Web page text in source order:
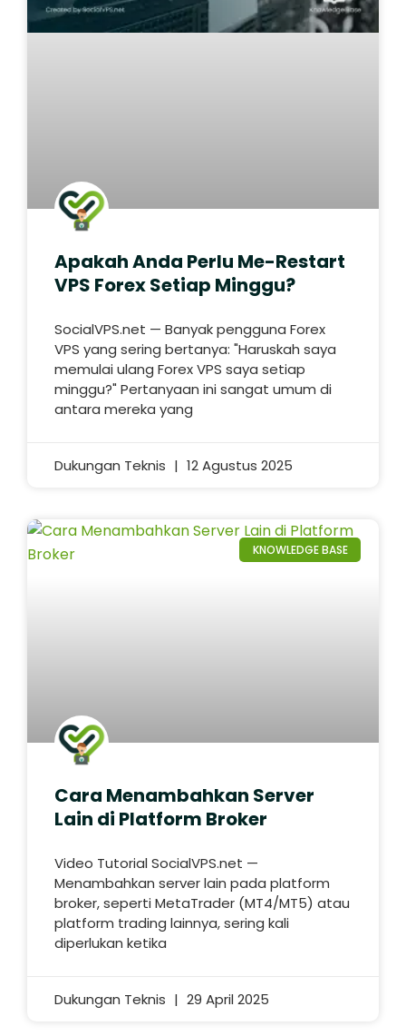
Apakah Anda Perlu Me-Restart
VPS Forex Setiap Minggu?
SocialVPS.net — Banyak pengguna Forex
VPS yang sering bertanya: "Haruskah saya
memulai ulang Forex VPS saya setiap
minggu?" Pertanyaan ini sangat umum di
antara mereka yang
Dukungan Teknis 12 Agustus 2025
KNOWLEDGE BASE
Cara Menambahkan Server
Lain di Platform Broker
Video Tutorial SocialVPS.net —
Menambahkan server lain pada platform
broker, seperti MetaTrader (MT4/MT5) atau
platform trading lainnya, sering kali
diperlukan ketika
Dukungan Teknis 29 April 2025